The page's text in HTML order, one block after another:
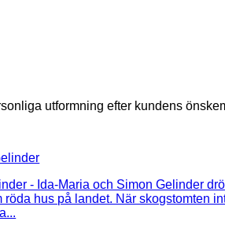
utformning efter kundens
- Ida-Maria och Simon Gelinder
röda hus på landet. När skogstomten